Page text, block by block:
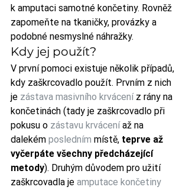
k amputaci samotné končetiny. Rovněž
zapomeňte na tkaničky, provázky a
podobné nesmyslné náhražky.
Kdy jej použít?
V první pomoci existuje několik případů,
kdy zaškrcovadlo použít. Prvním z nich
je zástava masivního krvácení z rány na
končetinách (tady je zaškrcovadlo při
pokusu o zástavu krvácení až na
dalekém posledním místě, teprve až
vyčerpáte všechny předcházející
metody). Druhým důvodem pro užití
zaškrcovadla je amputace končetiny